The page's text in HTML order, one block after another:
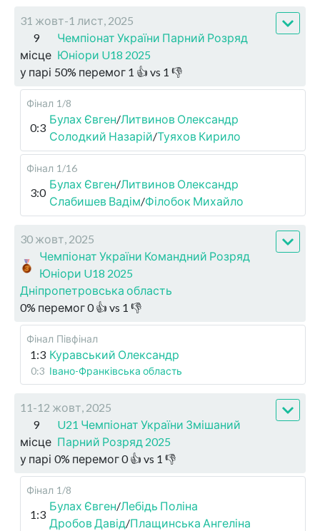
31 жовт-1 лист, 2025
9
місце
Чемпіонат України Парний Розряд
Юніори U18 2025
у парі 50% перемог 1 👍 vs 1 👎
Фінал 1/8
0:3
Булах Євген/Литвинов Олександр
Солодкий Назарій/Туяхов Кирило
Фінал 1/16
3:0
Булах Євген/Литвинов Олександр
Слабишев Вадім/Філобок Михайло
30 жовт, 2025
Чемпіонат України Командний Розряд
Юніори U18 2025
Дніпропетровська область
0% перемог0👍 vs 1 👎
Фінал Півфінал
1:3 Куравський Олександр
0:3 Івано-Франківська область
11-12 жовт, 2025
9
місце
U21 Чемпіонат України Змішаний
Парний Розряд 2025
у парі 0% перемог0👍 vs 1 👎
Фінал 1/8
1:3
Булах Євген/Лебідь Поліна
Дробов Давід/Плащинська Ангеліна